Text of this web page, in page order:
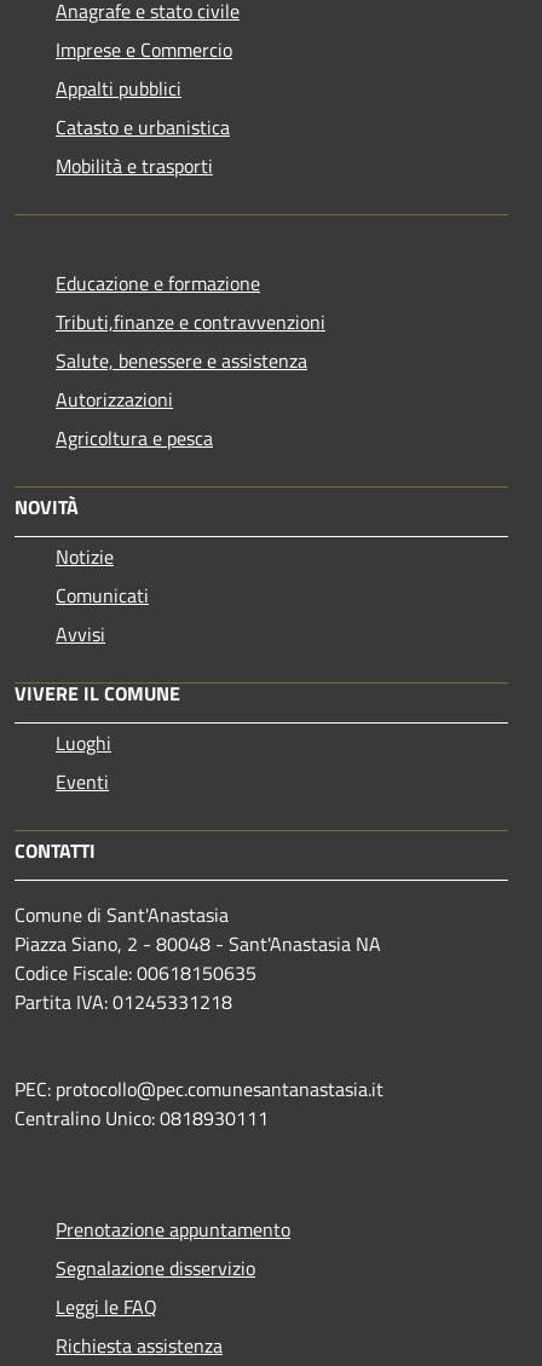
Anagrafe e stato civile
Imprese e Commercio
Appalti pubblici
Catasto e urbanistica
Mobilità e trasporti
Educazione e formazione
Tributi,finanze e contravvenzioni
Salute, benessere e assistenza
Autorizzazioni
Agricoltura e pesca
NOVITÀ
Notizie
Comunicati
Avvisi
VIVERE IL COMUNE
Luoghi
Eventi
CONTATTI
Comune di Sant'Anastasia
Piazza Siano, 2 - 80048 - Sant'Anastasia NA
Codice Fiscale: 00618150635
Partita IVA: 01245331218
PEC: protocollo@pec.comunesantanastasia.it
Centralino Unico: 0818930111
Prenotazione appuntamento
Segnalazione disservizio
Leggi le FAQ
Richiesta assistenza